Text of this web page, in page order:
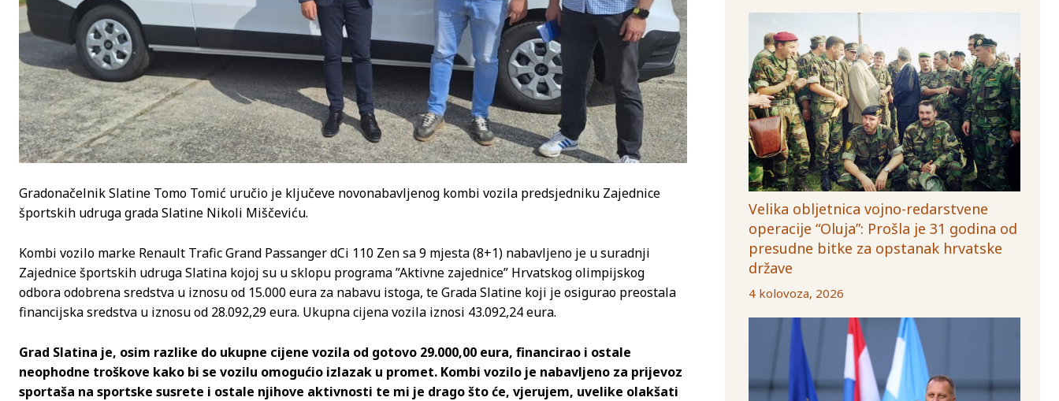
Gradonačelnik Slatine Tomo Tomić uručio je ključeve novonabavljenog kombi vozila predsjedniku Zajednice
športskih udruga grada Slatine Nikoli Miščeviću.
Kombi vozilo marke Renault Trafic Grand Passanger dCi 110 Zen sa 9 mjesta (8+1) nabavljeno je u suradnji
Zajednice športskih udruga Slatina kojoj su u sklopu programa ”Aktivne zajednice” Hrvatskog olimpijskog
odbora odobrena sredstva u iznosu od 15.000 eura za nabavu istoga, te Grada Slatine koji je osigurao preostala
financijska sredstva u iznosu od 28.092,29 eura. Ukupna cijena vozila iznosi 43.092,24 eura.
Grad Slatina je, osim razlike do ukupne cijene vozila od gotovo 29.000,00 eura, financirao i ostale
neophodne troškove kako bi se vozilu omogućio izlazak u promet. Kombi vozilo je nabavljeno za prijevoz
sportaša na sportske susrete i ostale njihove aktivnosti te mi je drago što će, vjerujem, uvelike olakšati
Velika obljetnica vojno-redarstvene
operacije “Oluja”: Prošla je 31 godina od
presudne bitke za opstanak hrvatske
države
4 kolovoza, 2026